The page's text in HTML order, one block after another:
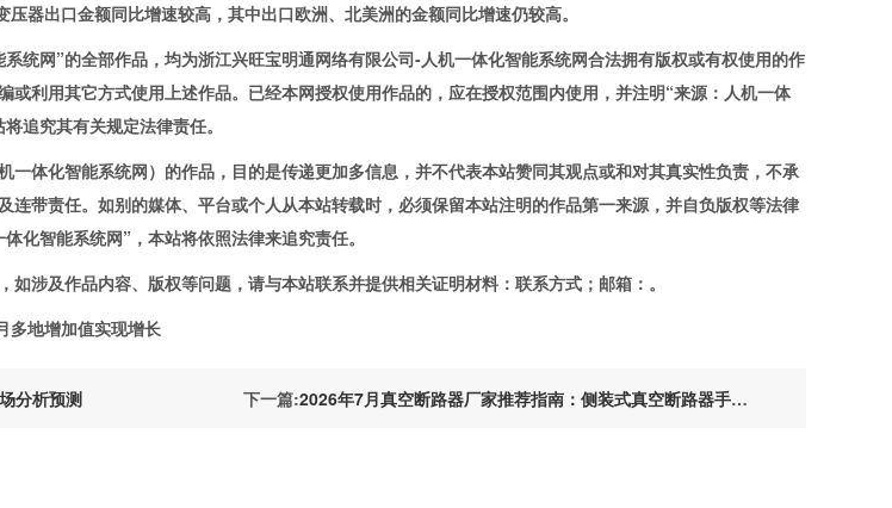
器出口金额同比增速较高，其中出口欧洲、北美洲的金额同比增速仍较高。
网”的全部作品，均为浙江兴旺宝明通网络有限公司-人机一体化智能系统网合法拥有版权或有权使用的作
或利用其它方式使用上述作品。已经本网授权使用作品的，应在授权范围内使用，并注明“来源：人机一体
追究其有关规定法律责任。
体化智能系统网）的作品，目的是传递更加多信息，并不代表本站赞同其观点或和对其真实性负责，不承
连带责任。如别的媒体、平台或个人从本站转载时，必须保留本站注明的作品第一来源，并自负版权等法律
化智能系统网”，本站将依照法律来追究责任。
涉及作品内容、版权等问题，请与本站联系并提供相关证明材料：联系方式；邮箱：。
地增加值实现增长
分析预测 下一篇:2026年7月真空断路器厂家推荐指南：侧装式真空断路器手车式户内弹簧机构公司优选！